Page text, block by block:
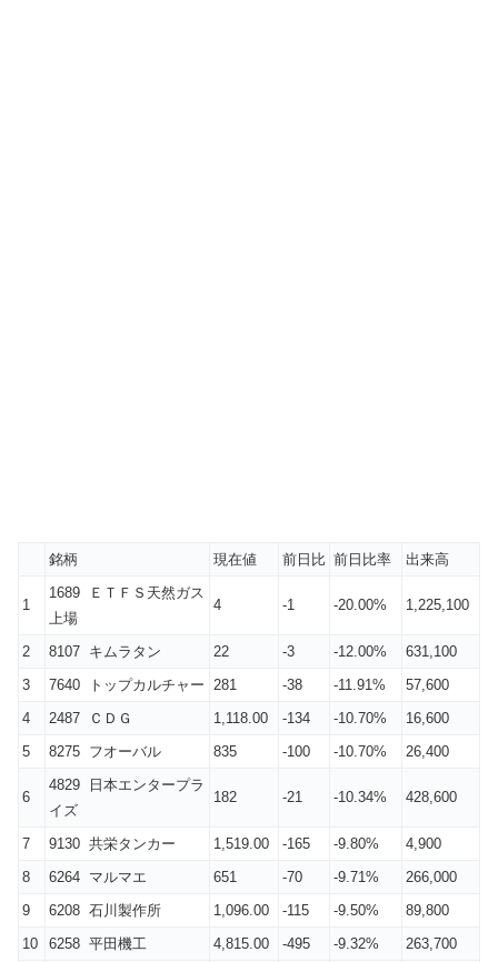
銘柄 現在値 前日比 前日比率 出来高
1
1689 ＥＴＦＳ天然ガス
上場
4 -1 -20.00% 1,225,100
2 8107 キムラタン 22 -3 -12.00%
631,100
3
7640 トップカルチャー 281 -38 -11.91%
57,600
4
2487 ＣＤＧ 1,118.00 -134 -10.70%
16,600
5
8275 フオーバル 835 -100 -10.70% 26,400
6
4829 日本エンタープラ
イズ
182 -21 -10.34% 428,600
7 9130 共栄タンカー 1,519.00 -165 -9.80%
4,900
8
6264 マルマエ 651 -70 -9.71%
266,000
9
6208 石川製作所 1,096.00 -115 -9.50%
89,800
10
6258 平田機工 4,815.00 -495 -9.32% 263,700